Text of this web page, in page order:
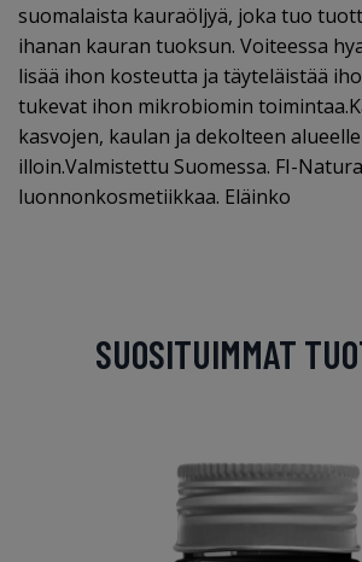
suomalaista kauraöljyä, joka tuo
ihanan kauran tuoksun. Voiteessa
lisää ihon kosteutta ja täyteläistää
tukevat ihon mikrobiomin
kasvojen, kaulan ja dekolteen
illoin.Valmistettu Suomessa. FI-
luonnonkosmetiikkaa. Eläinko
SUOSITUIMMAT